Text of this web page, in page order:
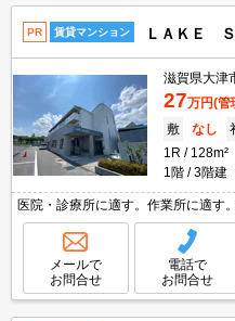
PR 賃貸マンション ＬＡＫＥ
滋賀県大津
27万円(管
敷
なし
1R
128m²
1階
3階建
医院・診療所に適す。作業所に適す
先します。
メールで
お問合せ
電話で
お問合せ